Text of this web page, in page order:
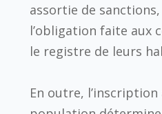
assortie de
l’obligation faite aux
le registre de leurs
En outre,